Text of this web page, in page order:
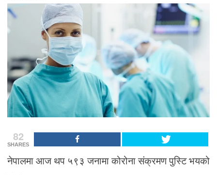
Bhindai
Kura
82
SHARES
नेपालमा आज थप ५९३ जनामा कोरोना संक्रमण पुस्टि भयको